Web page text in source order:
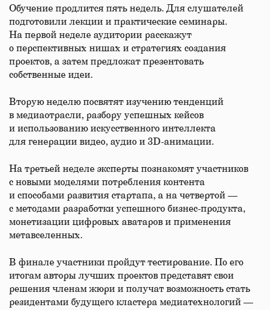
Обучение продлится пять недель. Для слушателей
подготовили лекции и практические семинары.
На первой неделе аудитории расскажут
о перспективных нишах и стратегиях создания
проектов, а затем предложат презентовать
собственные идеи.
Вторую неделю посвятят изучению тенденций
в медиаотрасли, разбору успешных кейсов
и использованию искусственного интеллекта
для генерации видео, аудио и 3D-анимации.
На третьей неделе эксперты познакомят участников
с новыми моделями потребления контента
и способами развития стартапа, а на четвертой —
с методами разработки успешного бизнес-продукта,
монетизации цифровых аватаров и применения
метавселенных.
В финале участники пройдут тестирование. По его
итогам авторы лучших проектов представят свои
решения членам жюри и получат возможность стать
резидентами будущего кластера медиатехнологий —